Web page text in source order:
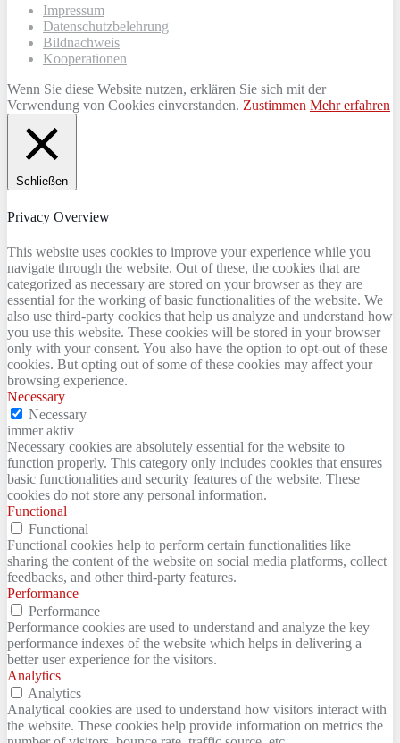
Impressum
Datenschutzbelehrung
Bildnachweis
Kooperationen
Wenn Sie diese Website nutzen, erklären Sie sich mit der
Verwendung von Cookies einverstanden. Zustimmen Mehr erfahren
Schließen
Privacy Overview
This website uses cookies to improve your experience while you
navigate through the website. Out of these, the cookies that are
categorized as necessary are stored on your browser as they are
essential for the working of basic functionalities of the website. We
also use third-party cookies that help us analyze and understand how
you use this website. These cookies will be stored in your browser
only with your consent. You also have the option to opt-out of these
cookies. But opting out of some of these cookies may affect your
browsing experience.
Necessary
Necessary
immer aktiv
Necessary cookies are absolutely essential for the website to
function properly. This category only includes cookies that ensures
basic functionalities and security features of the website. These
cookies do not store any personal information.
Functional
Functional
Functional cookies help to perform certain functionalities like
sharing the content of the website on social media platforms, collect
feedbacks, and other third-party features.
Performance
Performance
Performance cookies are used to understand and analyze the key
performance indexes of the website which helps in delivering a
better user experience for the visitors.
Analytics
Analytics
Analytical cookies are used to understand how visitors interact with
the website. These cookies help provide information on metrics the